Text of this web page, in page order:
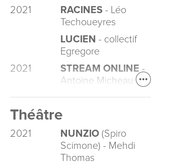
2021
RACINES - Léo
Techoueyres
LUCIEN - collectif
Egregore
2021
STREAM ONLINE-
Antoine Micheau
Théâtre
2021 NUNZIO (Spiro
Scimone) - Mehdi
Thomas